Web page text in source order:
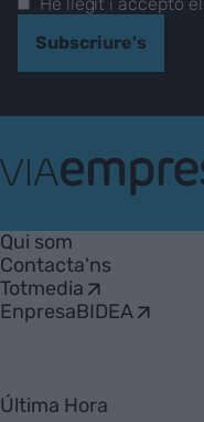
Subscriure's
Empresa
Qui som
Contacta'ns
Totmedia
EnpresaBIDEA
Última Hora